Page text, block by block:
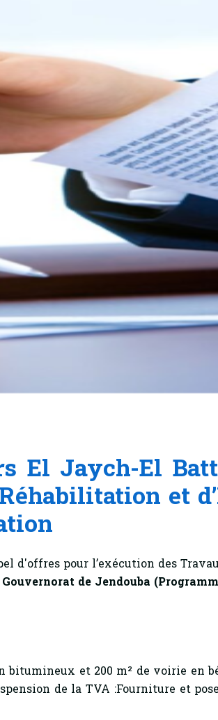
El Jaych-El
et
d'offres pour l’exécution des
de Jendouba
bitumineux et 200 m² de voirie en
de la TVA :Fourniture et